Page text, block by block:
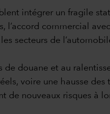
intégrer un fragile
l’accord commercial
secteurs de
de douane et au
voire une hausse
de nouveaux risques à